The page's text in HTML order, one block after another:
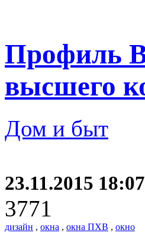
Профиль
высшего
Дом и быт
23.11.2015 18:07
3771
дизайн , окна , окна ПХВ , окно